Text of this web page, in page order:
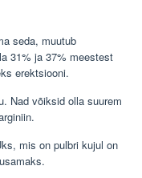
seda, muutub
31% ja 37% meestest
erektsiooni.
Nad võiksid olla suurem
mis on pulbri kujul on